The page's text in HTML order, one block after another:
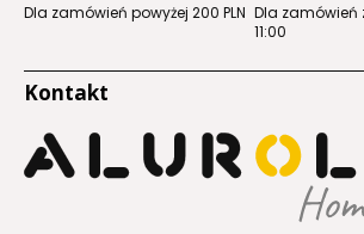
Dla zamówień powyżej 200 PLN Dla zamówień
11:00
Kontakt